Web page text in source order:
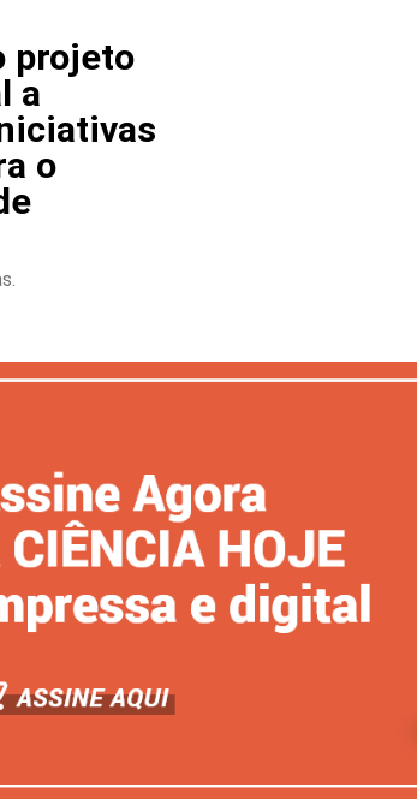
projeto
a
o